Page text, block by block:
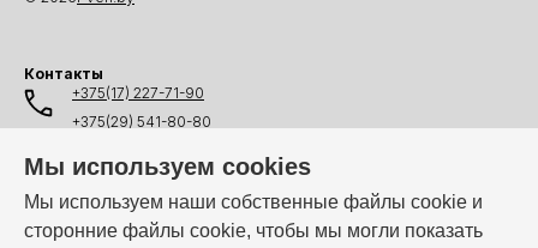
Мы используем cookies
Мы используем наши собственные файлы cookie и
сторонние файлы cookie, чтобы мы могли показать
Контакты
+375(17) 227-71-90
+375(29) 541-80-80
+375(44) 541-80-80
info@i-ven.by